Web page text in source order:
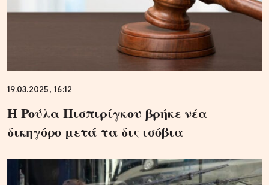
19.03.2025, 16:12
Η Ρούλα Πισπιρίγκου βρήκε νέα
δικηγόρο μετά τα δις ισόβια